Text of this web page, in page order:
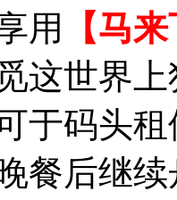
用
【马
这世界
于码头
餐后继